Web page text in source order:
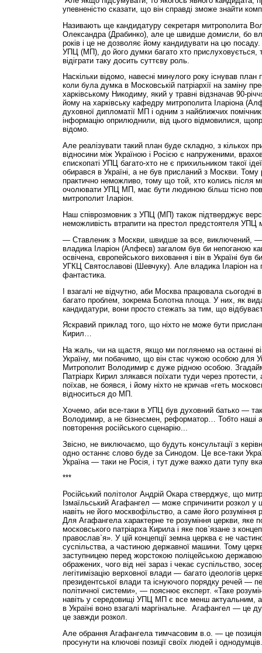
упевненістю сказати, що він справді зможе знайти
Називають ще кандидатуру секретаря митрополита
Олександра (Драбинко), але це швидше домисли, бо
років і це не дозволяє йому кандидувати на цю
УПЦ (МП), до його думки багато хто прислуховується,
відіграти таку досить суттєву роль.
Наскільки відомо, навесні минулого року існував
коли була думка в Московській патріархії на заміну
харківському Никодиму, який у травні відзначав 90-
йому на харківську кафедру митрополита Іларіона
духовної дипломатії МП і одним з найближчих
інформацію оприлюднили, від цього відмовилися,
відомо.
Але реалізувати такий план буде складно, з кількох
відносини між Україною і Росією є напруженими,
єпископаті УПЦ багато-хто не є прихильником такої
обирався в Україні, а не був присланий з Москви. Тому
практично неможливо, тому що той, хто колись після
очолювати УПЦ МП, має бути людиною більш тісно
митрополит Іларіон.
Наш співрозмовник з УПЦ (МП) також підтверджує
неможливість втрапити на престол предстоятеля УПЦ
— Ставленик з Москви, швидше за все, виключений,
владика Іларіон (Алфеєв) загалом був би непоганою
освічена, європейського виховання і він в Україні був
УГКЦ Святославові (Шевчуку). Але владика Іларіон
фантастика.
І взагалі не відчутно, аби Москва працювала сьогодні
багато проблем, зокрема Болотна площа. У них, як
кандидатури, вони просто стежать за тим, що
Яскравий приклад того, що ніхто не може бути
Кирил…
На жаль, чи на щастя, якщо ми поглянемо на останні
Україну, ми побачимо, що він стає чужою особою для
Митрополит Володимир є дуже рідною особою.
Патріарх Кирил злякався поїхати туди через
поїхав, не боявся, і йому ніхто не кричав «геть
відноситься до МП.
Хочемо, аби все-таки в УПЦ був духовний батько —
Володимир, а не бізнесмен, реформатор… Тобто наші
повторення російського сценарію...
Звісно, не виключаємо, що будуть консультації з
одно останнє слово буде за Синодом. Це все-таки
Україна — таки не Росія, і тут дуже важко дати тупу
***
Російський політолог Андрій Окара стверджує, що
Ізмаїльський Агафангел — може спричинити розкол у
навіть не його москвофільство, а саме його розуміння
Для Агафангела характерне те розуміння церкви, яке
московського патріарха Кирила і яке пов`язане з
православ`я». У цій концепції земна церква є не
суспільства, а частиною державної машини. Тому
заступницею перед жорстокою поліцей­ською державою
ображених, чого від неї зараз і чекає суспільство,
легітимізацію верховної влади — багато ідеологів
президентської влади та існуючого порядку речей —
політичної системи», — пояснює експерт. «Таке
навіть у середовищі УПЦ МП є все менш актуальним, а
в Україні воно взагалі маргінальне. Агафангел — це
це завжди розкол.
Але обрання Агафангела тимчасовим в.о. — це
просунути на ключові позиції своїх людей і однодумців.